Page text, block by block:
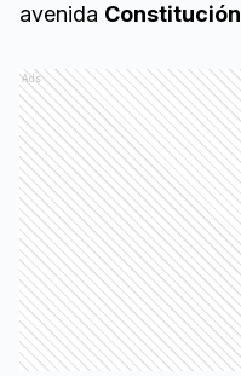
avenida Constitución
Ads